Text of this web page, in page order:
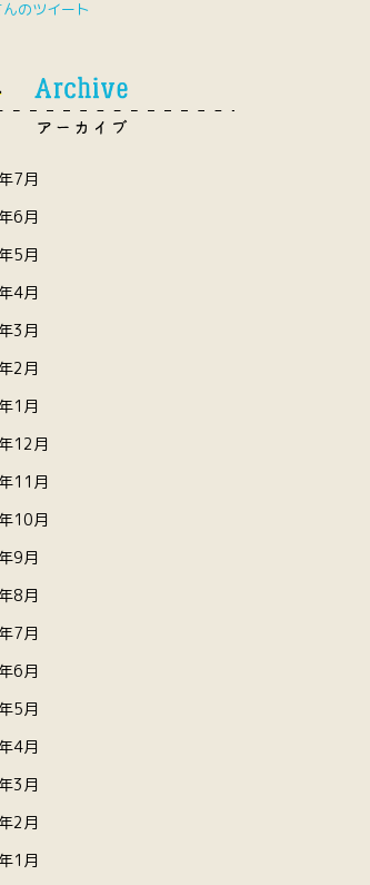
のツイート
7月
6月
5月
4月
3月
2月
1月
12月
11月
10月
9月
8月
7月
6月
5月
4月
3月
2月
1月